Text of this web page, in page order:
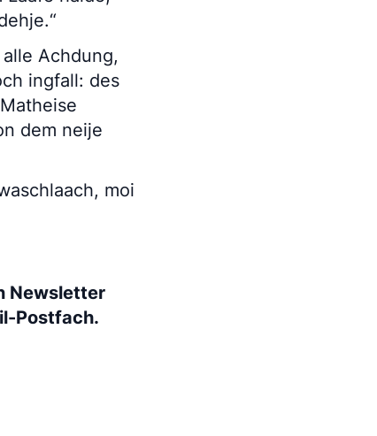
Achdung,
ingfall: des
dem neije
moi
Newsletter
Postfach.